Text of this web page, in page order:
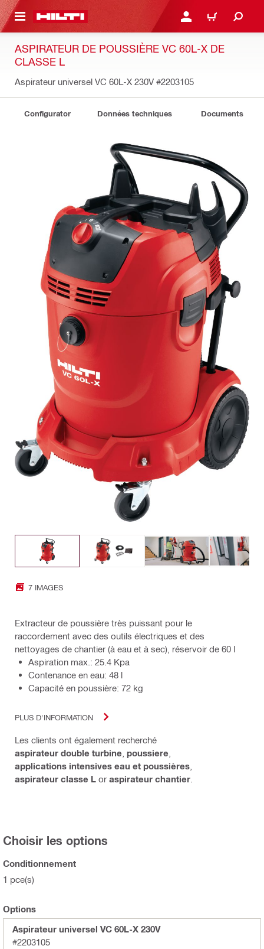
SE CONNECTER OU
PANIER
ASPIRATEUR DE POUSSIÈRE VC 60L-X DE
CLASSE L
Aspirateur universel VC 60L-X 230V #2203105
Configurator Données techniques Documents
7 IMAGES
Extracteur de poussière très puissant pour le
raccordement avec des outils électriques et des
nettoyages de chantier (à eau et à sec), réservoir de 60 l
Aspiration max.: 25.4 Kpa
Contenance en eau: 48 l
Capacité en poussière: 72 kg
PLUS D'INFORMATION
Les clients ont également recherché
aspirateur double turbine poussiere
applications intensives eau et poussières
aspirateur classe L or aspirateur chantier
Choisir les options
Conditionnement
1 pce(s)
Options
Aspirateur universel VC 60L-X 230V
#2203105